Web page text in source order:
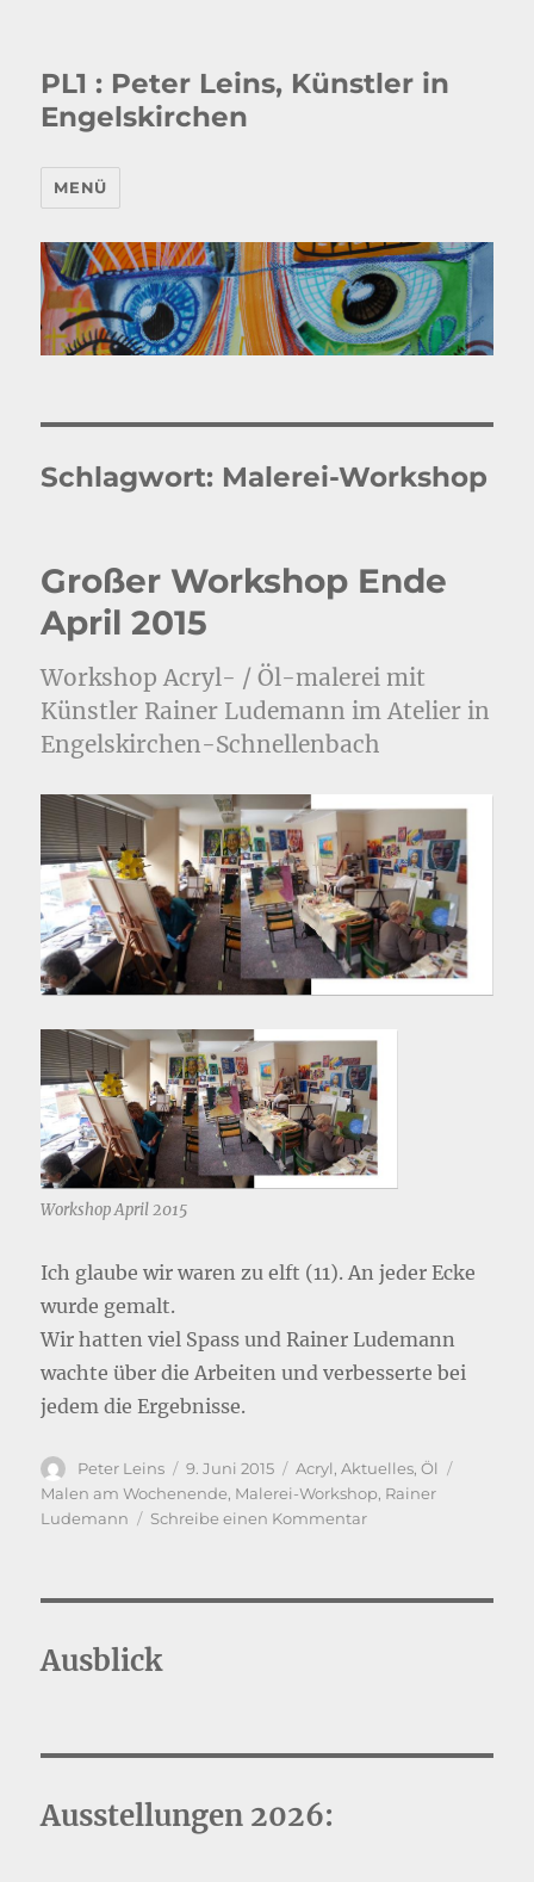
PL1 : Peter Leins, Künstler in
Engelskirchen
MENÜ
Schlagwort: Malerei-Workshop
Großer Workshop Ende
April 2015
Workshop Acryl- / Öl-malerei mit
Künstler Rainer Ludemann im Atelier in
Engelskirchen-Schnellenbach
Workshop April 2015
Ich glaube wir waren zu elft (11). An jeder Ecke
wurde gemalt.
Wir hatten viel Spass und Rainer Ludemann
wachte über die Arbeiten und verbesserte bei
jedem die Ergebnisse.
Autor
Peter Leins
Veröffentlicht
am
9. Juni 2015 Kategorien
Acryl,Aktuelles,Öl
Malen am Wochenende, Malerei-Workshop, Rainer
Ludemann
Schreibe einen Kommentarzu
Ausblick
Ausstellungen 2026: